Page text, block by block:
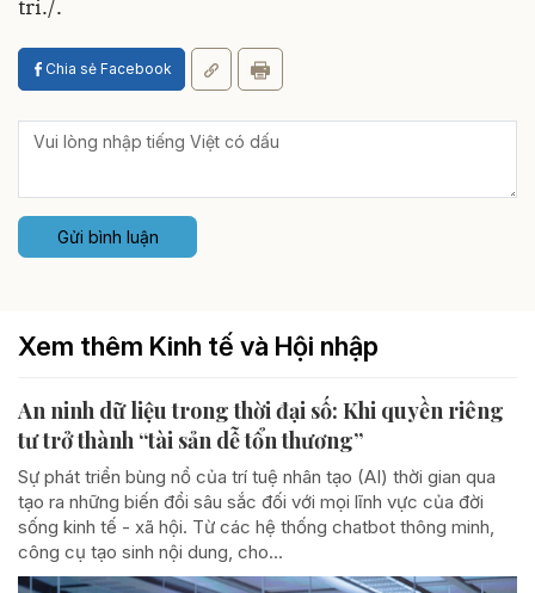
tri./.
Chia sẻ Facebook
Gửi bình luận
Xem thêm Kinh tế và Hội nhập
An ninh dữ liệu trong thời đại số: Khi quyền riêng
tư trở thành “tài sản dễ tổn thương”
Sự phát triển bùng nổ của trí tuệ nhân tạo (AI) thời gian qua
tạo ra những biến đổi sâu sắc đối với mọi lĩnh vực của đời
sống kinh tế - xã hội. Từ các hệ thống chatbot thông minh,
công cụ tạo sinh nội dung, cho...